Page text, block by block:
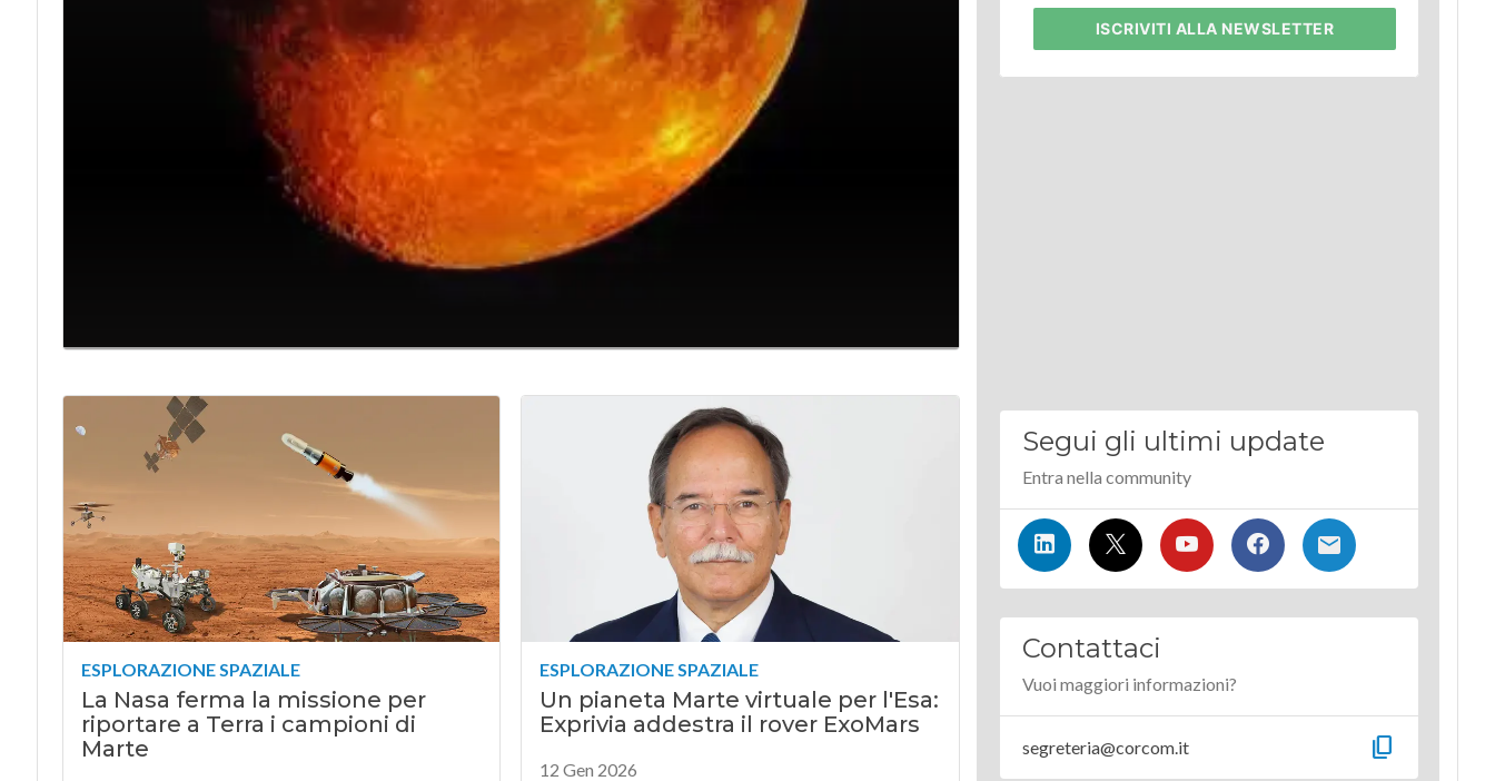
ESPLORAZIONE SPAZIALE
La Nasa ferma la missione per
riportare a Terra i campioni di
Marte
ESPLORAZIONE SPAZIALE
Un pianeta Marte virtuale per l'Esa:
Exprivia addestra il rover ExoMars
12 Gen 2026
ISCRIVITI ALLA NEWSLETTER
Segui gli ultimi update
Entra nella community
Contattaci
Vuoi maggiori informazioni?
segreteria@corcom.it content_copy